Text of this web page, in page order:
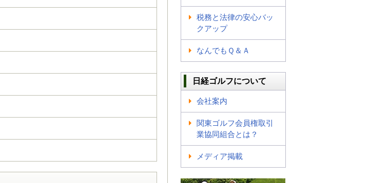
税務と法律の安心バッ
クアップ
なんでもＱ＆Ａ
日経ゴルフについて
会社案内
関東ゴルフ会員権取引
業協同組合とは？
メディア掲載